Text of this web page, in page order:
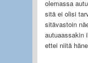
olemassa
sitä ei olisi
sitävastoin
autuaassakin
ettei niitä